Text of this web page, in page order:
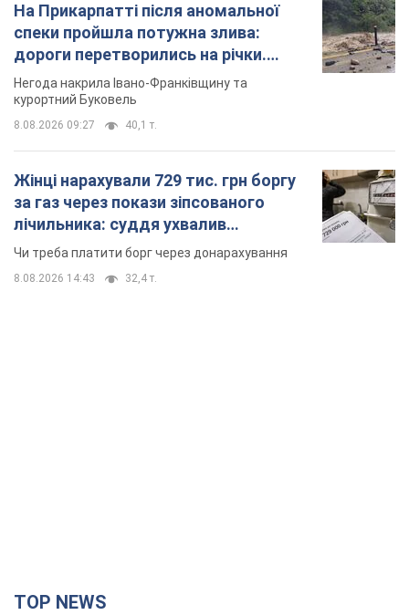
На Прикарпатті після аномальної
спеки пройшла потужна злива:
дороги перетворились на річки.
Відео
Негода накрила Івано-Франківщину та
курортний Буковель
8.08.2026 09:27 40,1 т.
Жінці нарахували 729 тис. грн боргу
за газ через покази зіпсованого
лічильника: суддя ухвалив
неочікуване рішення
Чи треба платити борг через донарахування
8.08.2026 14:43 32,4 т.
TOP NEWS